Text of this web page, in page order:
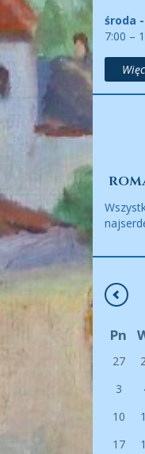
środa
7:00 –
Pn
27
3
10
17